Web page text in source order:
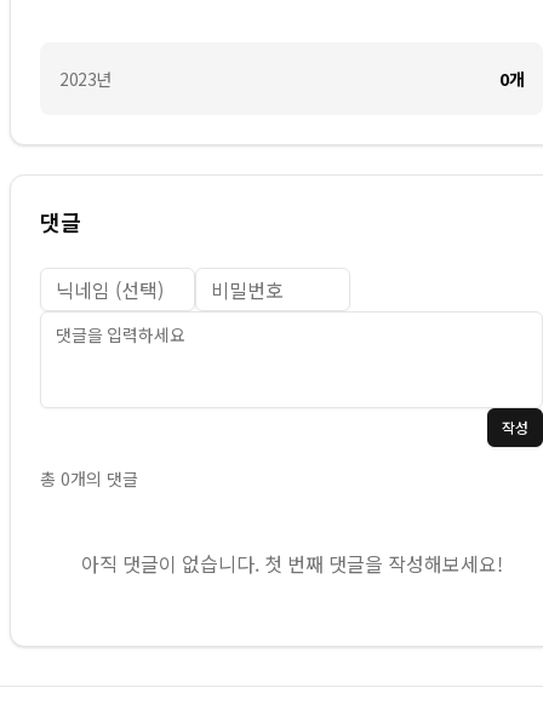
2023년 0개
댓글
작성
총 0개의 댓글
아직 댓글이 없습니다. 첫 번째 댓글을 작성해보세요!